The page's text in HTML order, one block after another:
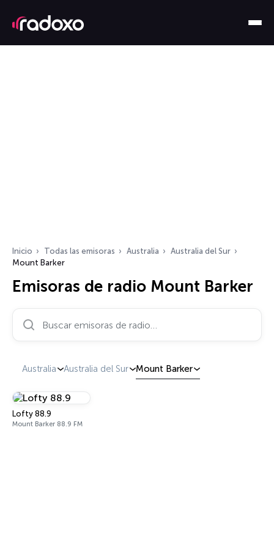
Inicio Todas las emisoras Australia
Australia del Sur
Mount Barker
Emisoras de radio Mount Barker
Australia Australia del Sur Mount Barker
Lofty 88.9
Mount Barker 88.9 FM